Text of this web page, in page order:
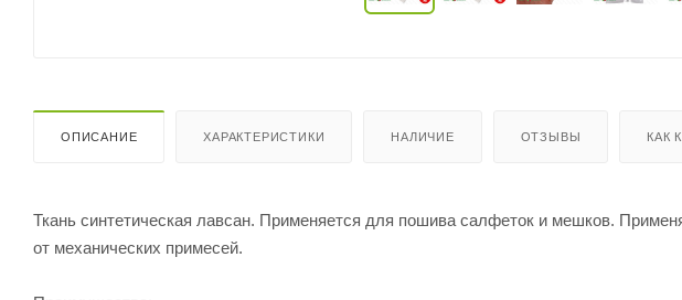
ОПИСАНИЕ ХАРАКТЕРИСТИКИ НАЛИЧИЕ ОТЗЫВЫ КАК
Ткань синтетическая лавсан. Применяется для пошива салфеток и мешков.
от механических примесей.